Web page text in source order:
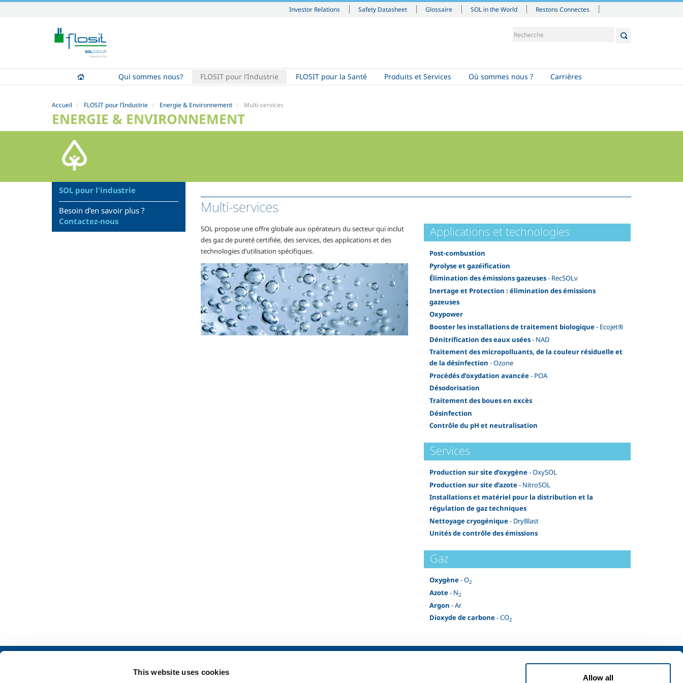
This website uses cookies
Allow all
Investor Relations Safety Datasheet Glossaire SOL in the World Restons Connectes
au
contenu.
Qui sommes nous? FLOSIT pour l’Industrie FLOSIT pour la Santé Produits et Services Où sommes nous ? Carrières
Accueil FLOSIT pour l’Industrie Energie & Environnement Multi-services
ENERGIE & ENVIRONNEMENT
Multi-services
SOL propose une offre globale aux opérateurs du secteur qui inclut
des gaz de pureté certifiée, des services, des applications et des
technologies d’utilisation spécifiques.
Applications et technologies
Post-combustion
Pyrolyse et gazéification
Élimination des émissions gazeuses- RecSOLv
Inertage et Protection : élimination des émissions
gazeuses
Oxypower
Booster les installations de traitement biologique- Ecojet®
Dénitrification des eaux usées- NAD
Traitement des micropolluants, de la couleur résiduelle et
de la désinfection - Ozone
Procédés d’oxydation avancée- POA
Désodorisation
Traitement des boues en excès
Désinfection
Contrôle du pH et neutralisation
Services
Production sur site d’oxygène- OxySOL
Production sur site d’azote- NitroSOL
Installations et matériel pour la distribution et la
régulation de gaz techniques
Nettoyage cryogénique- DryBlast
Unités de contrôle des émissions
Gaz
Oxygène- O2
Azote- N2
Argon - Ar
Dioxyde de carbone- CO2
SOL pour l'industrie
Besoin d’en savoir plus ?
Contactez-nous
Industrie agroalimentaire
Carrières